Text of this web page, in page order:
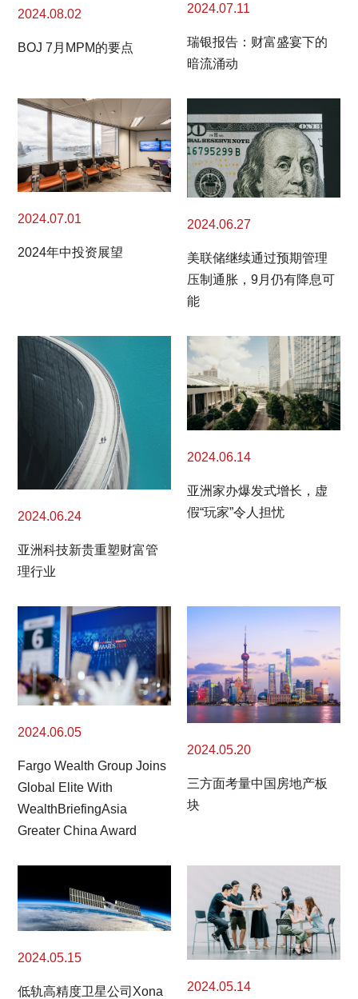
2024.08.02
BOJ 7月MPM的要点
2024.07.11
瑞银报告：财富盛宴下的
暗流涌动
2024.07.01
2024年中投资展望
2024.06.27
美联储继续通过预期管理
压制通胀，9月仍有降息可
能
2024.06.24
亚洲科技新贵重塑财富管
理行业
2024.06.14
亚洲家办爆发式增长，虚
假“玩家”令人担忧
2024.06.05
Fargo Wealth Group Joins
Global Elite With
WealthBriefingAsia
Greater China Award
2024.05.20
三方面考量中国房地产板
块
2024.05.15
低轨高精度卫星公司Xona
2024.05.14